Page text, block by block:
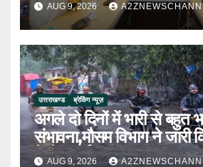
AUG 9, 2026
उत्तराखण्ड ब्रेकिंग न्यूज़
अगले दो दिनों में भारी से बहुत
संभावना,मौसम विभाग ने जारी
येलो अलर्ट
AUG 9, 2026